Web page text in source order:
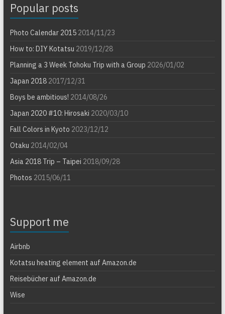
Popular posts
Photo Calendar 20152014/11/23
How to: DIY Kotatsu 2019/12/28
Planning a 3 Week Tohoku Trip with a Group 2026/01/02
Japan 20182017/12/31
Boys be ambitious! 2014/08/26
Japan 2020 #10: Hirosaki 2020/03/10
Fall Colors in Kyoto 2023/12/12
Otaku 2014/02/04
Asia 2018 Trip – Taipei 2018/09/28
Photos 2015/06/11
Support me
Airbnb
Kotatsu heating element auf Amazon.de
Reisebücher auf Amazon.de
Wise